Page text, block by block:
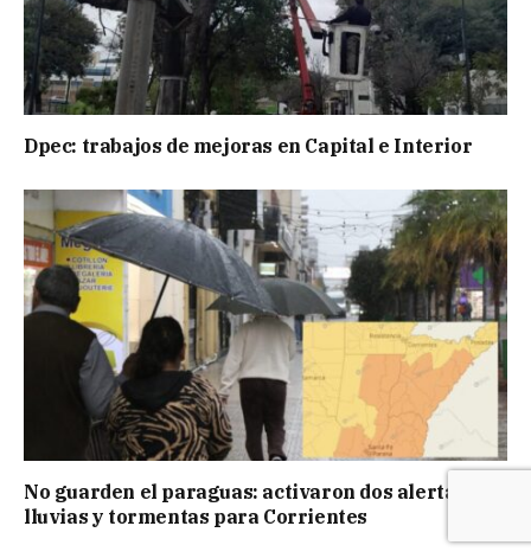
Dpec: trabajos de mejoras en Capital e Interior
No guarden el paraguas: activaron dos alertas por
lluvias y tormentas para Corrientes